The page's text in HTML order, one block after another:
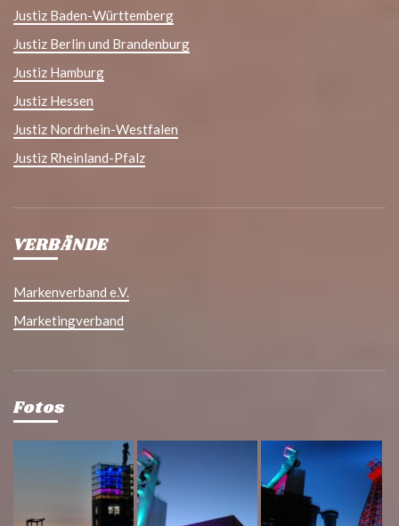
Justiz Baden-Württemberg
Justiz Berlin und Brandenburg
Justiz Hamburg
Justiz Hessen
Justiz Nordrhein-Westfalen
Justiz Rheinland-Pfalz
VERBÄNDE
Markenverband e.V.
Marketingverband
Fotos